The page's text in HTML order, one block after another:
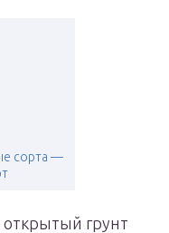
сорта —
грунт